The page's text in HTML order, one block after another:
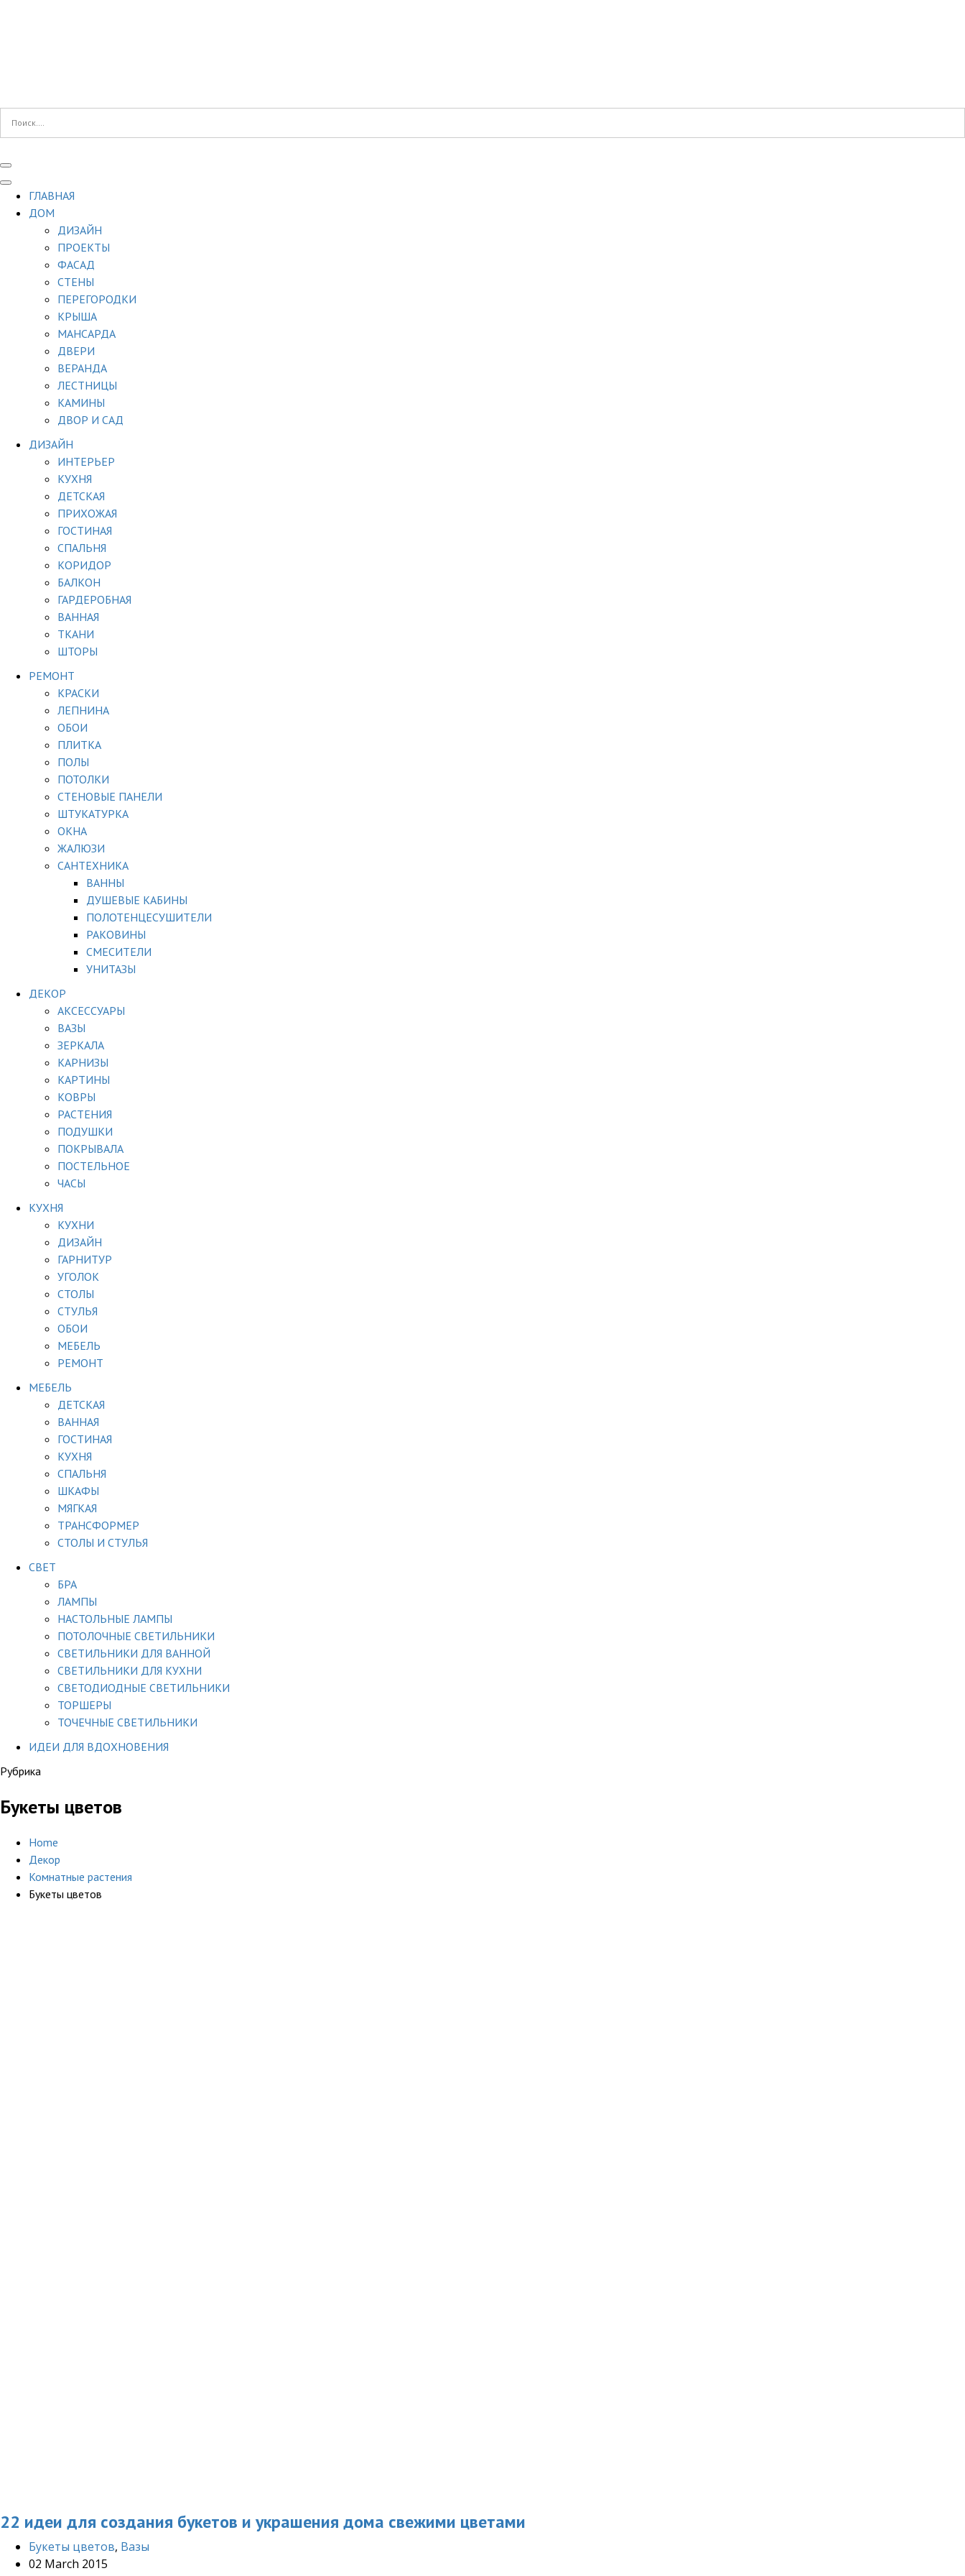
ГЛАВНАЯ
ДОМ
ДИЗАЙН
ПРОЕКТЫ
ФАСАД
СТЕНЫ
ПЕРЕГОРОДКИ
КРЫША
МАНСАРДА
ДВЕРИ
ВЕРАНДА
ЛЕСТНИЦЫ
КАМИНЫ
ДВОР И САД
ДИЗАЙН
ИНТЕРЬЕР
КУХНЯ
ДЕТСКАЯ
ПРИХОЖАЯ
ГОСТИНАЯ
СПАЛЬНЯ
КОРИДОР
БАЛКОН
ГАРДЕРОБНАЯ
ВАННАЯ
ТКАНИ
ШТОРЫ
РЕМОНТ
КРАСКИ
ЛЕПНИНА
ОБОИ
ПЛИТКА
ПОЛЫ
ПОТОЛКИ
СТЕНОВЫЕ ПАНЕЛИ
ШТУКАТУРКА
ОКНА
ЖАЛЮЗИ
САНТЕХНИКА
ВАННЫ
ДУШЕВЫЕ КАБИНЫ
ПОЛОТЕНЦЕСУШИТЕЛИ
РАКОВИНЫ
СМЕСИТЕЛИ
УНИТАЗЫ
ДЕКОР
АКСЕССУАРЫ
ВАЗЫ
ЗЕРКАЛА
КАРНИЗЫ
КАРТИНЫ
КОВРЫ
РАСТЕНИЯ
ПОДУШКИ
ПОКРЫВАЛА
ПОСТЕЛЬНОЕ
ЧАСЫ
КУХНЯ
КУХНИ
ДИЗАЙН
ГАРНИТУР
УГОЛОК
СТОЛЫ
СТУЛЬЯ
ОБОИ
МЕБЕЛЬ
РЕМОНТ
МЕБЕЛЬ
ДЕТСКАЯ
ВАННАЯ
ГОСТИНАЯ
КУХНЯ
СПАЛЬНЯ
ШКАФЫ
МЯГКАЯ
ТРАНСФОРМЕР
СТОЛЫ И СТУЛЬЯ
СВЕТ
БРА
ЛАМПЫ
НАСТОЛЬНЫЕ ЛАМПЫ
ПОТОЛОЧНЫЕ СВЕТИЛЬНИКИ
СВЕТИЛЬНИКИ ДЛЯ ВАННОЙ
СВЕТИЛЬНИКИ ДЛЯ КУХНИ
СВЕТОДИОДНЫЕ СВЕТИЛЬНИКИ
ТОРШЕРЫ
ТОЧЕЧНЫЕ СВЕТИЛЬНИКИ
ИДЕИ ДЛЯ ВДОХНОВЕНИЯ
Рубрика
Букеты цветов
Home
Декор
Комнатные растения
Букеты цветов
22 идеи для создания букетов и украшения дома свежими цветами
Букеты цветов, Вазы
02 March 2015